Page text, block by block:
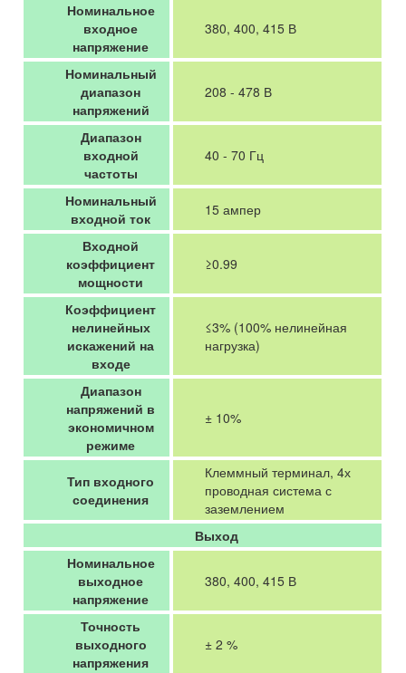
Номинальное
входное
напряжение
380, 400, 415 В
Номинальный
диапазон
напряжений
208 - 478 В
Диапазон
входной
частоты
40 - 70 Гц
Номинальный
входной ток
15 ампер
Входной
коэффициент
мощности
≥0.99
Коэффициент
нелинейных
искажений на
входе
≤3% (100% нелинейная
нагрузка)
Диапазон
напряжений в
экономичном
режиме
± 10%
Тип входного
соединения
Клеммный терминал, 4х
проводная система с
заземлением
Выход
Номинальное
выходное
напряжение
380, 400, 415 В
Точность
выходного
напряжения
± 2 %